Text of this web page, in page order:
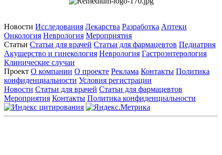
Новости Исследования Лекарства Разработка Аптеки
Онкология Неврология Мероприятия
Статьи Статьи для врачей Статьи для фармацевтов Педиатрия
Акушерство и гинекология Неврология Гастроэнтерология
Клинические случаи
Проект О компании О проекте Реклама Контакты Политика
конфиденциальности Условия регистрации
Новости Статьи для врачей Статьи для фармацевтов
Мероприятия Контакты Политика конфиденциальности